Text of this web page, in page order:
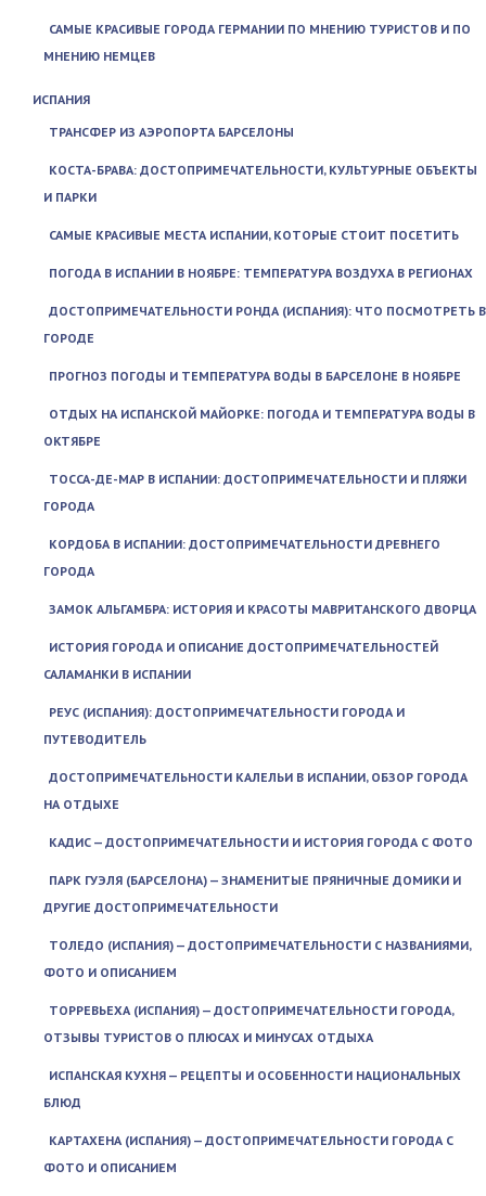
САМЫЕ КРАСИВЫЕ ГОРОДА ГЕРМАНИИ ПО МНЕНИЮ ТУРИСТОВ И ПО
МНЕНИЮ НЕМЦЕВ
ИСПАНИЯ
ТРАНСФЕР ИЗ АЭРОПОРТА БАРСЕЛОНЫ
КОСТА-БРАВА: ДОСТОПРИМЕЧАТЕЛЬНОСТИ, КУЛЬТУРНЫЕ ОБЪЕКТЫ
И ПАРКИ
САМЫЕ КРАСИВЫЕ МЕСТА ИСПАНИИ, КОТОРЫЕ СТОИТ ПОСЕТИТЬ
ПОГОДА В ИСПАНИИ В НОЯБРЕ: ТЕМПЕРАТУРА ВОЗДУХА В РЕГИОНАХ
ДОСТОПРИМЕЧАТЕЛЬНОСТИ РОНДА (ИСПАНИЯ): ЧТО ПОСМОТРЕТЬ В
ГОРОДЕ
ПРОГНОЗ ПОГОДЫ И ТЕМПЕРАТУРА ВОДЫ В БАРСЕЛОНЕ В НОЯБРЕ
ОТДЫХ НА ИСПАНСКОЙ МАЙОРКЕ: ПОГОДА И ТЕМПЕРАТУРА ВОДЫ В
ОКТЯБРЕ
ТОССА-ДЕ-МАР В ИСПАНИИ: ДОСТОПРИМЕЧАТЕЛЬНОСТИ И ПЛЯЖИ
ГОРОДА
КОРДОБА В ИСПАНИИ: ДОСТОПРИМЕЧАТЕЛЬНОСТИ ДРЕВНЕГО
ГОРОДА
ЗАМОК АЛЬГАМБРА: ИСТОРИЯ И КРАСОТЫ МАВРИТАНСКОГО ДВОРЦА
ИСТОРИЯ ГОРОДА И ОПИСАНИЕ ДОСТОПРИМЕЧАТЕЛЬНОСТЕЙ
САЛАМАНКИ В ИСПАНИИ
РЕУС (ИСПАНИЯ): ДОСТОПРИМЕЧАТЕЛЬНОСТИ ГОРОДА И
ПУТЕВОДИТЕЛЬ
ДОСТОПРИМЕЧАТЕЛЬНОСТИ КАЛЕЛЬИ В ИСПАНИИ, ОБЗОР ГОРОДА
НА ОТДЫХЕ
КАДИС — ДОСТОПРИМЕЧАТЕЛЬНОСТИ И ИСТОРИЯ ГОРОДА С ФОТО
ПАРК ГУЭЛЯ (БАРСЕЛОНА) — ЗНАМЕНИТЫЕ ПРЯНИЧНЫЕ ДОМИКИ И
ДРУГИЕ ДОСТОПРИМЕЧАТЕЛЬНОСТИ
ТОЛЕДО (ИСПАНИЯ) — ДОСТОПРИМЕЧАТЕЛЬНОСТИ С НАЗВАНИЯМИ,
ФОТО И ОПИСАНИЕМ
ТОРРЕВЬЕХА (ИСПАНИЯ) — ДОСТОПРИМЕЧАТЕЛЬНОСТИ ГОРОДА,
ОТЗЫВЫ ТУРИСТОВ О ПЛЮСАХ И МИНУСАХ ОТДЫХА
ИСПАНСКАЯ КУХНЯ — РЕЦЕПТЫ И ОСОБЕННОСТИ НАЦИОНАЛЬНЫХ
БЛЮД
КАРТАХЕНА (ИСПАНИЯ) — ДОСТОПРИМЕЧАТЕЛЬНОСТИ ГОРОДА С
ФОТО И ОПИСАНИЕМ